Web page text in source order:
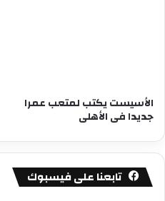
الأسيست يكتب لمتعب عمرا
جديدا فى الأهلى
تابعنا على فيسبوك